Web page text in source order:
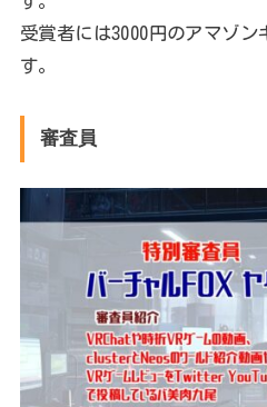
受賞者には3000円のアマゾン
す。
審査員